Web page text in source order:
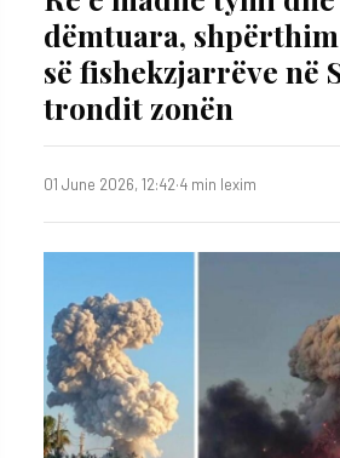
dëmtuara,
së fishekzjarrëve në
trondit zonën
01 June 2026, 12:42·4 min lexim